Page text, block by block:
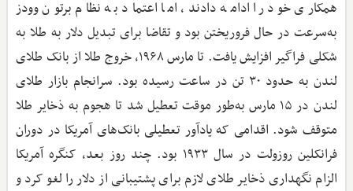
همکاری خود را ادامه دادند، اما اعتماد به نظام برتون وودز
به‌سرعت در حال فروریختن بود و تقاضا برای تبدیل دلار به طلا به
شکلی فراگیر افزایش یافت. تا مارس ۱۹۶۸، خروج طلا از بانک طلای
لندن به حدود ۳۰ تن در ساعت رسیده بود. سرانجام بازار طلای
لندن در ۱۵ مارس به‌طور موقت تعطیل شد تا هجوم به ذخایر طلا
متوقف شود. اقدامی که یادآور تعطیلی بانک‌های آمریکا در دوران
فرانکلین روزولت در سال ۱۹۳۳ بود. چند روز بعد، کنگره آمریکا
الزام نگهداری ذخایر طلای لازم برای پشتیبانی از دلار را لغو کرد و